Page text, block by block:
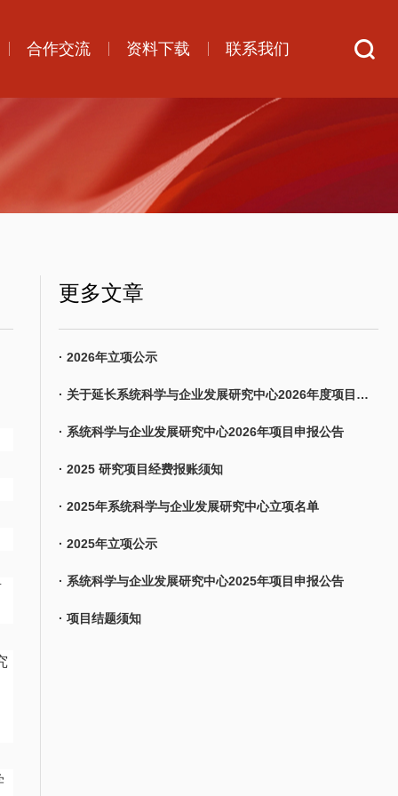
合作交流 资料下载 联系我们
更多文章
· 2026年立项公示
· 关于延长系统科学与企业发展研究中心2026年度项目申报时间的通知
· 系统科学与企业发展研究中心2026年项目申报公告
· 2025 研究项目经费报账须知
· 2025年系统科学与企业发展研究中心立项名单
· 2025年立项公示
· 系统科学与企业发展研究中心2025年项目申报公告
· 项目结题须知